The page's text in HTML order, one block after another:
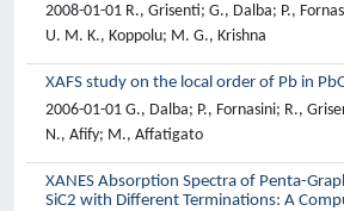
2008-01-01 R., Grisenti; G., Dalba; P.,
U. M. K., Koppolu; M. G., Krishna
XAFS study on the local order of Pb in
2006-01-01 G., Dalba; P., Fornasini; R.,
N., Afify; M., Affatigato
XANES Absorption Spectra of Penta-
SiC2 with Different Terminations: A